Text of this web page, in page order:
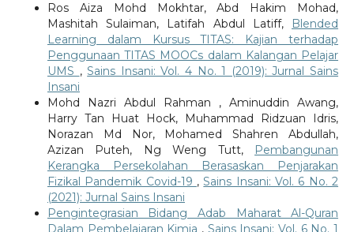
Ros Aiza Mohd Mokhtar, Abd Hakim Mohad,
Mashitah Sulaiman, Latifah Abdul Latiff,
Blended
Learning dalam Kursus TITAS: Kajian terhadap
Penggunaan TITAS MOOCs dalam Kalangan Pelajar
UMS ,Sains Insani: Vol. 4 No. 1 (2019): Jurnal Sains
Insani
Mohd Nazri Abdul Rahman , Aminuddin Awang,
Harry Tan Huat Hock, Muhammad Ridzuan Idris,
Norazan Md Nor, Mohamed Shahren Abdullah,
Azizan Puteh, Ng Weng Tutt,
Pembangunan
Kerangka Persekolahan Berasaskan Penjarakan
Fizikal Pandemik Covid-19 ,Sains Insani: Vol. 6 No. 2
(2021): Jurnal Sains Insani
Pengintegrasian Bidang Adab Maharat Al-Quran
Dalam Pembelajaran Kimia , Sains Insani: Vol. 6 No. 1